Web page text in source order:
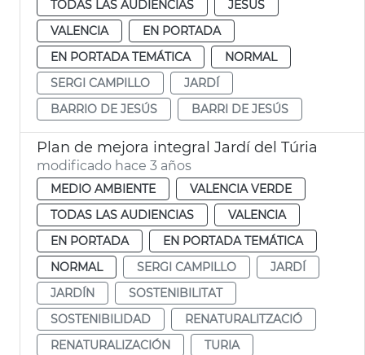
TODAS LAS AUDIENCIAS
JESUS
VALENCIA
EN PORTADA
EN PORTADA TEMÁTICA
NORMAL
SERGI CAMPILLO
JARDÍ
BARRIO DE JESÚS
BARRI DE JESÚS
Plan de mejora integral Jardí del Túria
modificado hace 3 años
MEDIO AMBIENTE
VALENCIA VERDE
TODAS LAS AUDIENCIAS
VALENCIA
EN PORTADA
EN PORTADA TEMÁTICA
NORMAL
SERGI CAMPILLO
JARDÍ
JARDÍN
SOSTENIBILITAT
SOSTENIBILIDAD
RENATURALITZACIÓ
RENATURALIZACIÓN
TURIA